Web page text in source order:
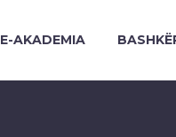
E-AKADEMIA